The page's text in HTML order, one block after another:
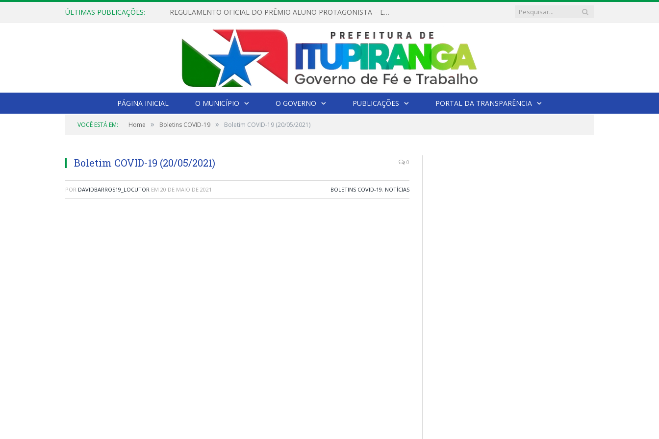
ÚLTIMAS PUBLICAÇÕES: REGULAMENTO OFICIAL DO PRÊMIO ALUNO PROTAGONISTA – EDIÇÃO 2026
PÁGINA INICIAL O MUNICÍPIO O GOVERNO PUBLICAÇÕES PORTAL DA TRANSPARÊNCIA
VOCÊ ESTÁ EM: Home » Boletins COVID-19 » Boletim COVID-19 (20/05/2021)
Boletim COVID-19 (20/05/2021) 0
POR DAVIDBARROS19_LOCUTOR EM 20 DE MAIO DE 2021 BOLETINS COVID-19, NOTÍCIAS